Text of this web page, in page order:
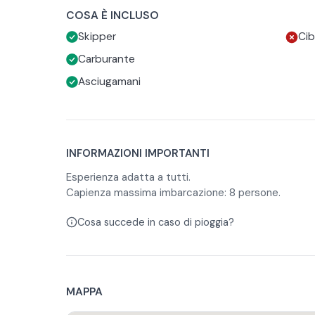
rilassarsi e godersi il panorama, mentre il
sole, dal vento o da una leggera pioggia senza
all’aria aperta.
Grazie alle sue dotazioni e alla navigazione
scelta ideale per coppie, famiglie o piccoli gruppi.
COSA È INCLUSO
Skipper
Carburante
Asciugamani
INFORMAZIONI IMPORTANTI
Esperienza adatta a tutti.
Capienza massima imbarcazione: 8 persone.
Cosa succede in caso di pioggia?
MAPPA